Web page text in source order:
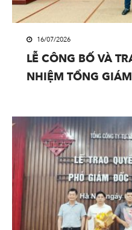
16/07/2026
LỄ CÔNG BỐ VÀ
NHIỆM TỔNG